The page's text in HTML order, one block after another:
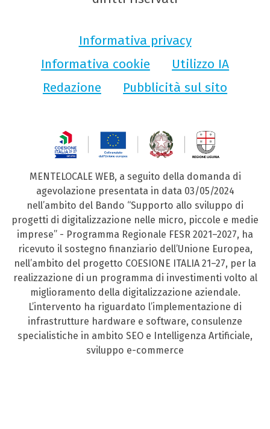
Informativa privacy
Informativa cookie
Utilizzo IA
Redazione
Pubblicità sul sito
MENTELOCALE WEB, a seguito della domanda di
agevolazione presentata in data 03/05/2024
nell’ambito del Bando “Supporto allo sviluppo di
progetti di digitalizzazione nelle micro, piccole e medie
imprese” - Programma Regionale FESR 2021–2027, ha
ricevuto il sostegno finanziario dell’Unione Europea,
nell’ambito del progetto COESIONE ITALIA 21–27, per la
realizzazione di un programma di investimenti volto al
miglioramento della digitalizzazione aziendale.
L’intervento ha riguardato l’implementazione di
infrastrutture hardware e software, consulenze
specialistiche in ambito SEO e Intelligenza Artificiale,
sviluppo e-commerce